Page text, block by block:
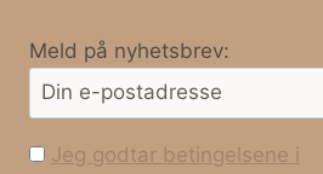
Meld på nyhetsbrev:
Jeg godtar betingelsene i